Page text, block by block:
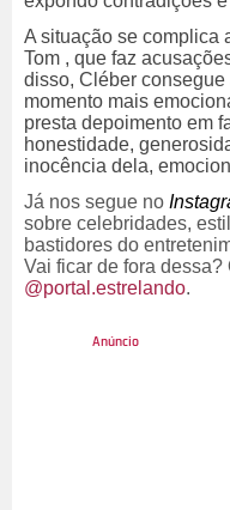
A situação se complica
Tom , que faz
disso, Cléber
momento mais
presta depoimento em
honestidade,
inocência dela,
Já nos segue no
sobre celebridades,
bastidores do
Vai ficar de fora dessa?
@portal.estrelando.